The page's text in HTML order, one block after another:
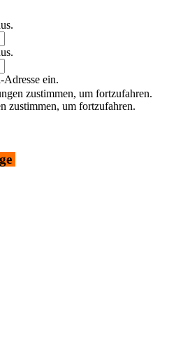
ein.
zustimmen, um fortzufahren.
zustimmen, um fortzufahren.